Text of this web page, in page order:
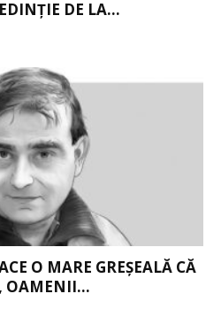
DE LA...
O MARE GREȘEALĂ CĂ
OAMENII...